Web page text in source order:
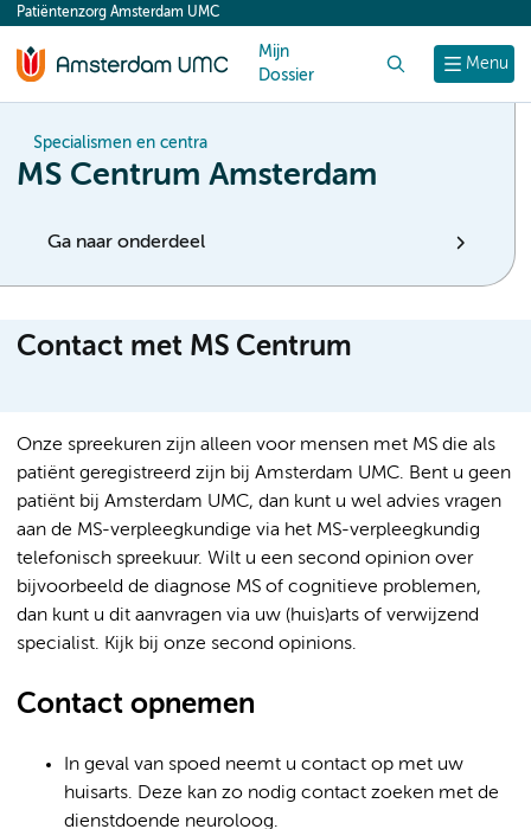
content
Menu
Patiëntenzorg Amsterdam UMC
Mijn
Dossier
Specialismen en centra
MS Centrum Amsterdam
Ga naar onderdeel
Contact met MS Centrum
Onze spreekuren zijn alleen voor mensen met MS die als
patiënt geregistreerd zijn bij Amsterdam UMC. Bent u geen
patiënt bij Amsterdam UMC, dan kunt u wel advies vragen
aan de MS-verpleegkundige via het MS-verpleegkundig
telefonisch spreekuur. Wilt u een second opinion over
bijvoorbeeld de diagnose MS of cognitieve problemen,
dan kunt u dit aanvragen via uw (huis)arts of verwijzend
specialist. Kijk bij onze second opinions.
Contact opnemen
In geval van spoed neemt u contact op met uw
huisarts. Deze kan zo nodig contact zoeken met de
dienstdoende neuroloog.